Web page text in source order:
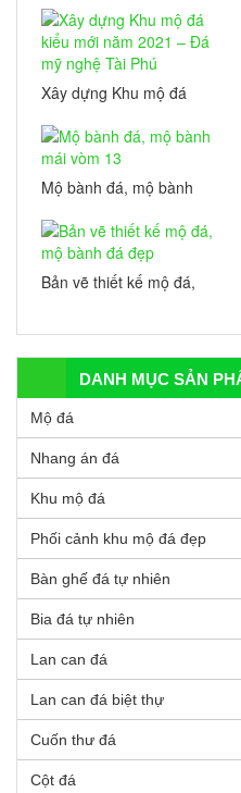
Xây dựng Khu mộ đá
mỹ nghệ Tài Phú
Mộ bành đá, mộ bành
Bản vẽ thiết kế mộ đá,
DANH MỤC SẢN
Mộ đá
Nhang án đá
Khu mộ đá
Phối cảnh khu mộ đá đẹp
Bàn ghế đá tự nhiên
Bia đá tự nhiên
Lan can đá
Lan can đá biệt thự
Cuốn thư đá
Cột đá